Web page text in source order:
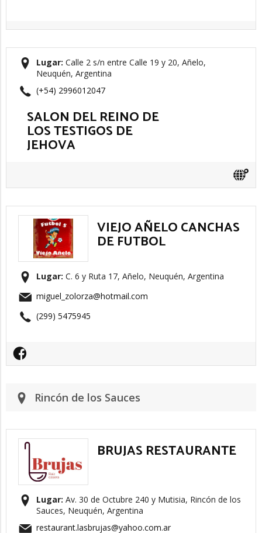
SALON DEL REINO DE
LOS TESTIGOS DE
JEHOVA
Lugar: Calle 2 s/n entre Calle 19 y 20, Añelo,
Neuquén, Argentina
(+54) 2996012047
VIEJO AÑELO CANCHAS
DE FUTBOL
Lugar: C. 6 y Ruta 17, Añelo, Neuquén, Argentina
miguel_zolorza@hotmail.com
(299) 5475945
Rincón de los Sauces
BRUJAS RESTAURANTE
Lugar: Av. 30 de Octubre 240 y Mutisia, Rincón de los
Sauces, Neuquén, Argentina
restaurant.lasbrujas@yahoo.com.ar